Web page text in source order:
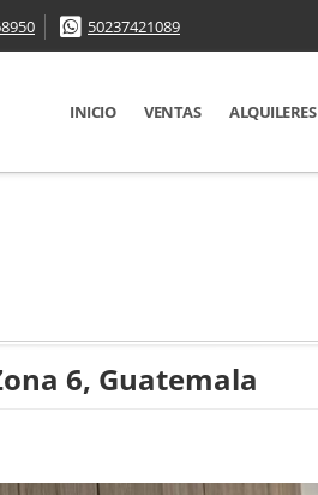
50237421089
INICIO VENTAS ALQUILERES
6, Guatemala